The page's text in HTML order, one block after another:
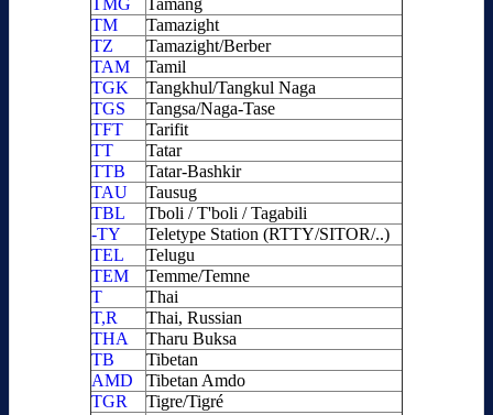
TMG
Tamang
TM
Tamazight
TZ
Tamazight/Berber
TAM
Tamil
TGK
Tangkhul/Tangkul Naga
TGS
Tangsa/Naga-Tase
TFT
Tarifit
TT
Tatar
TTB
Tatar-Bashkir
TAU
Tausug
TBL
Tboli / T'boli / Tagabili
-TY
Teletype Station (RTTY/SITOR/..)
TEL
Telugu
TEM
Temme/Temne
T
Thai
T,R
Thai, Russian
THA
Tharu Buksa
TB
Tibetan
AMD
Tibetan Amdo
TGR
Tigre/Tigré